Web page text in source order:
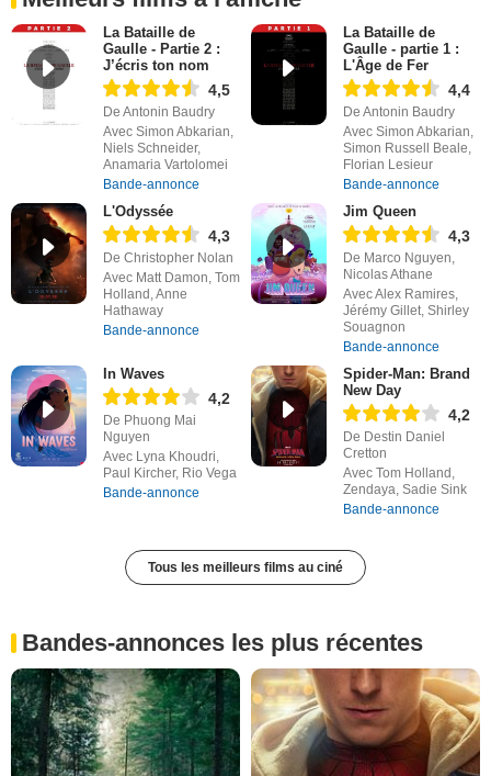
La Bataille de
Gaulle - Partie 2 :
J’écris ton nom
4,5
De Antonin Baudry
Avec Simon Abkarian,
Niels Schneider,
Anamaria Vartolomei
Bande-annonce
La Bataille de
Gaulle - partie 1 :
L'Âge de Fer
4,4
De Antonin Baudry
Avec Simon Abkarian,
Simon Russell Beale,
Florian Lesieur
Bande-annonce
L'Odyssée
4,3
De Christopher Nolan
Avec Matt Damon, Tom
Holland, Anne
Hathaway
Bande-annonce
Jim Queen
4,3
De Marco Nguyen,
Nicolas Athane
Avec Alex Ramires,
Jérémy Gillet, Shirley
Souagnon
Bande-annonce
In Waves
4,2
De Phuong Mai
Nguyen
Avec Lyna Khoudri,
Paul Kircher, Rio Vega
Bande-annonce
Spider-Man: Brand
New Day
4,2
De Destin Daniel
Cretton
Avec Tom Holland,
Zendaya, Sadie Sink
Bande-annonce
Tous les meilleurs films au ciné
Bandes-annonces les plus récentes